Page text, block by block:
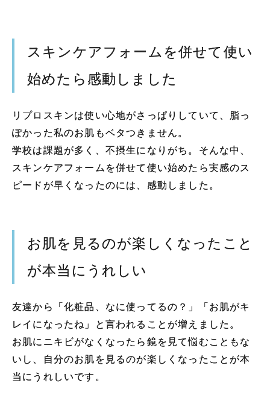
スキンケアフォームを併せて使い
始めたら感動しました
リプロスキンは使い心地がさっぱりしていて、脂っ
ぽかった私のお肌もベタつきません。
学校は課題が多く、不摂生になりがち。そんな中、
スキンケアフォームを併せて使い始めたら実感のス
ピードが早くなったのには、感動しました。
お肌を見るのが楽しくなったこと
が本当にうれしい
友達から「化粧品、なに使ってるの？」「お肌がキ
レイになったね」と言われることが増えました。
お肌にニキビがなくなったら鏡を見て悩むこともな
いし、自分のお肌を見るのが楽しくなったことが本
当にうれしいです。